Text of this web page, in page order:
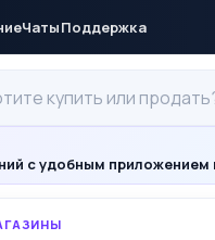
ЧатыПоддержка
с удобным